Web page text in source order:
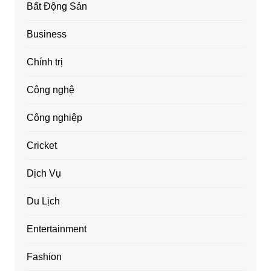
Bất Động Sản
Business
Chính trị
Công nghệ
Công nghiệp
Cricket
Dịch Vụ
Du Lịch
Entertainment
Fashion